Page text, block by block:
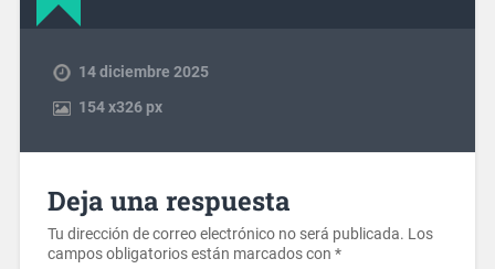
14 diciembre 2025
154x326 px
Deja una respuesta
Tu dirección de correo electrónico no será publicada. Los
campos obligatorios están marcados con *